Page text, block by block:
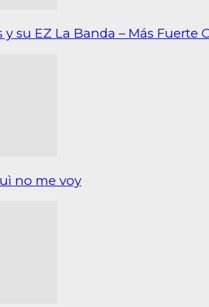
y su EZ La Banda – Más Fuerte
no me voy